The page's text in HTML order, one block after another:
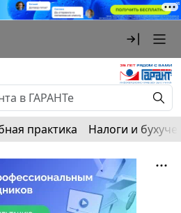
практика Налоги и